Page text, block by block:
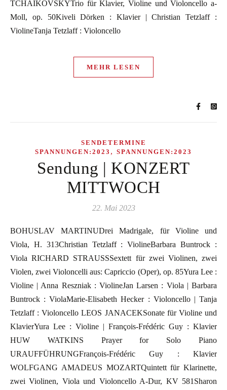
TCHAIKOVSKYTrio für Klavier, Violine und Violoncello a-
Moll, op. 50Kiveli Dörken : Klavier | Christian Tetzlaff :
ViolineTanja Tetzlaff : Violoncello
MEHR LESEN
SENDETERMINE
SPANNUNGEN:2023 , SPANNUNGEN:2023
Sendung | KONZERT
MITTWOCH
22. Mai 2023
BOHUSLAV MARTINUDrei Madrigale, für Violine und
Viola, H. 313Christian Tetzlaff : ViolineBarbara Buntrock :
Viola RICHARD STRAUSSSextett für zwei Violinen, zwei
Violen, zwei Violoncelli aus: Capriccio (Oper), op. 85Yura Lee :
Violine | Anna Reszniak : ViolineJan Larsen : Viola | Barbara
Buntrock : ViolaMarie-Elisabeth Hecker : Violoncello | Tanja
Tetzlaff : Violoncello LEOS JANACEKSonate für Violine und
KlavierYura Lee : Violine | François-Frédéric Guy : Klavier
HUW WATKINS Prayer for Solo Piano
URAUFFÜHRUNGFrançois-Frédéric Guy : Klavier
WOLFGANG AMADEUS MOZARTQuintett für Klarinette,
zwei Violinen, Viola und Violoncello A-Dur, KV 581Sharon